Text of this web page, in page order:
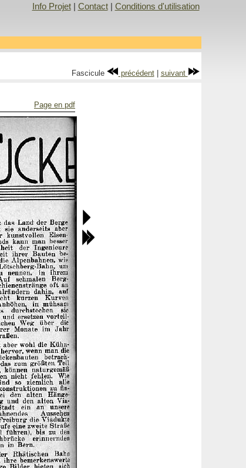
Info Projet| Contact| Conditions d'utilisation
Fascicule précédent| suivant
Page en pdf